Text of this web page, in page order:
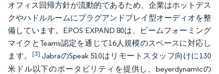
オフィス回帰方針が流動的であるため、企業はホットデス
クやハドルルームにプラグアンドプレイ型オーディオを整
備しています。EPOS EXPAND 80は、ビームフォーミング
マイクとTeams認定を通じて16人規模のスペースに対応し
ます。 [3] JabraのSpeak 510はリモートスタッフ向けに130
米ドル以下のポータビリティを提供し、beyerdynamicの